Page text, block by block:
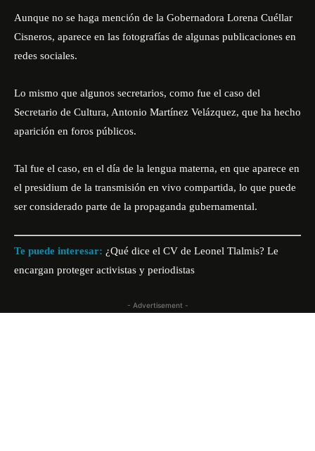
Aunque no se haga mención de la Gobernadora Lorena Cuéllar
Cisneros, aparece en las fotografías de algunas publicaciones en
redes sociales.
Lo mismo que algunos secretarios, como fue el caso del
Secretario de Cultura, Antonio Martínez Velázquez, que ha hecho
aparición en foros públicos.
Tal fue el caso, en el día de la lengua materna, en que aparece en
el presidium de la transmisión en vivo compartida, lo que puede
ser considerado parte de la propaganda gubernamental.
Te puede interesar: ¿Qué dice el CV de Leonel Tlalmis? Le
encargan proteger activistas y periodistas
- Advertisement -